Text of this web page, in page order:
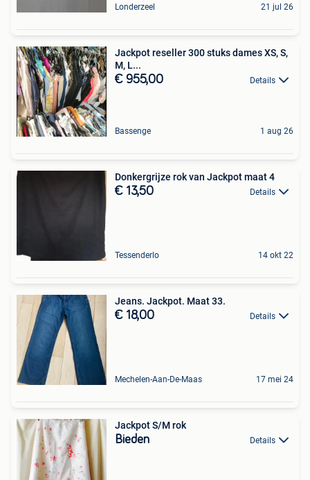
Londerzeel 21 jul 26
Jackpot reseller 300 stuks dames XS, S,
M, L...
€ 955,00 Details
Bassenge 1 aug 26
Donkergrijze rok van Jackpot maat 4
€ 13,50 Details
Tessenderlo 14 okt 22
Jeans. Jackpot. Maat 33.
€ 18,00 Details
Mechelen-Aan-De-Maas 17 mei 24
Jackpot S/M rok
Bieden Details